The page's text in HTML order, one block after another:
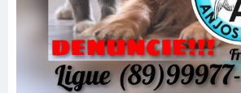
JR CONTABILIDADE